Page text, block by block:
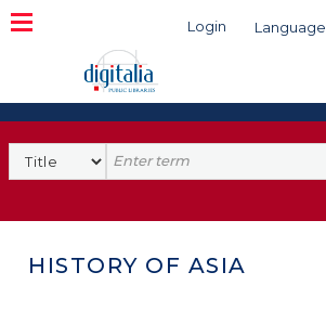
Login Language
Search
HISTORY OF ASIA